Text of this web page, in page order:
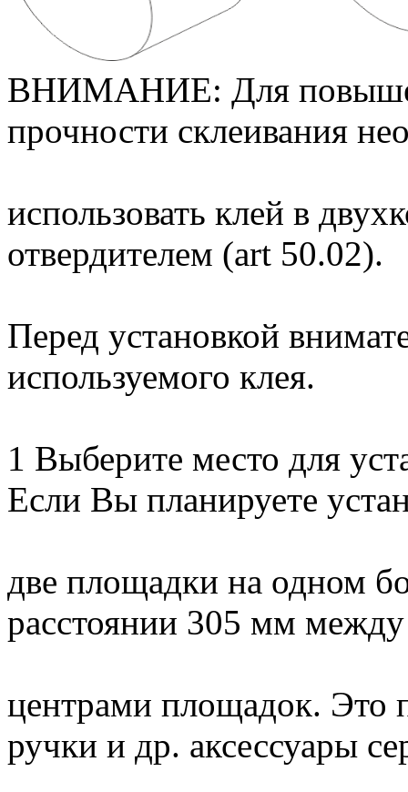
ВНИМАНИЕ: Для
прочности склеивания
использовать клей в
отвердителем (art 50.02).
Перед установкой
используемого клея.
1 Выберите место для
Если Вы планируете
две площадки на одном
расстоянии 305 мм между
центрами площадок. Это
ручки и др. аксессуары